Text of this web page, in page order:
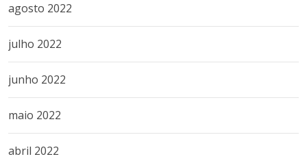
agosto 2022
julho 2022
junho 2022
maio 2022
abril 2022